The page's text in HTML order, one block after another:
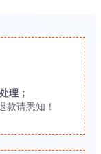
理；
款请悉知！